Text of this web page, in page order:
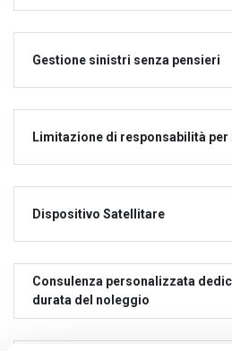
Gestione sinistri senza pensieri
Limitazione di responsabilità
Dispositivo Satellitare
Consulenza personalizzata
durata del noleggio